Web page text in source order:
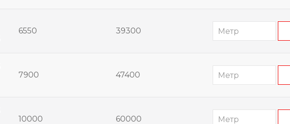
6550 39300
7900 47400
10000 60000